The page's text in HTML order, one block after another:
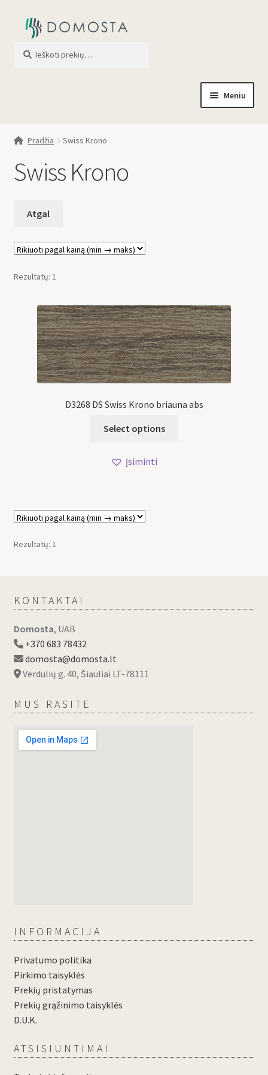
Meniu
Profilis
Pradžia Swiss Krono
Swiss Krono
Rezultatų: 1
D3268 DS Swiss Krono briauna abs
Select options
Įsiminti
Rezultatų: 1
KONTAKTAI
Domosta, UAB
+370 683 78432
domosta@domosta.lt
Verdulių g. 40, Šiauliai LT-78111
MUS RASITE
INFORMACIJA
Privatumo politika
Pirkimo taisyklės
Prekių pristatymas
Prekių grąžinimo taisyklės
D.U.K.
ATSISIUNTIMAI